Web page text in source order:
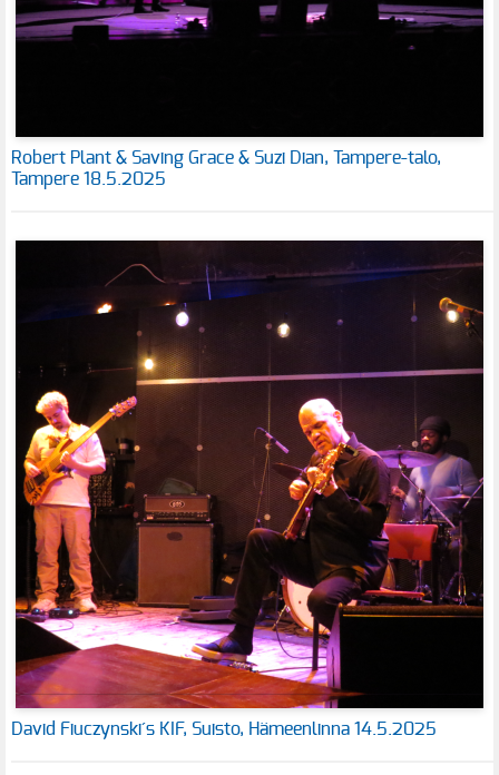
Robert Plant & Saving Grace & Suzi Dian, Tampere-talo,
Tampere 18.5.2025
David Fiuczynski´s KIF, Suisto, Hämeenlinna 14.5.2025